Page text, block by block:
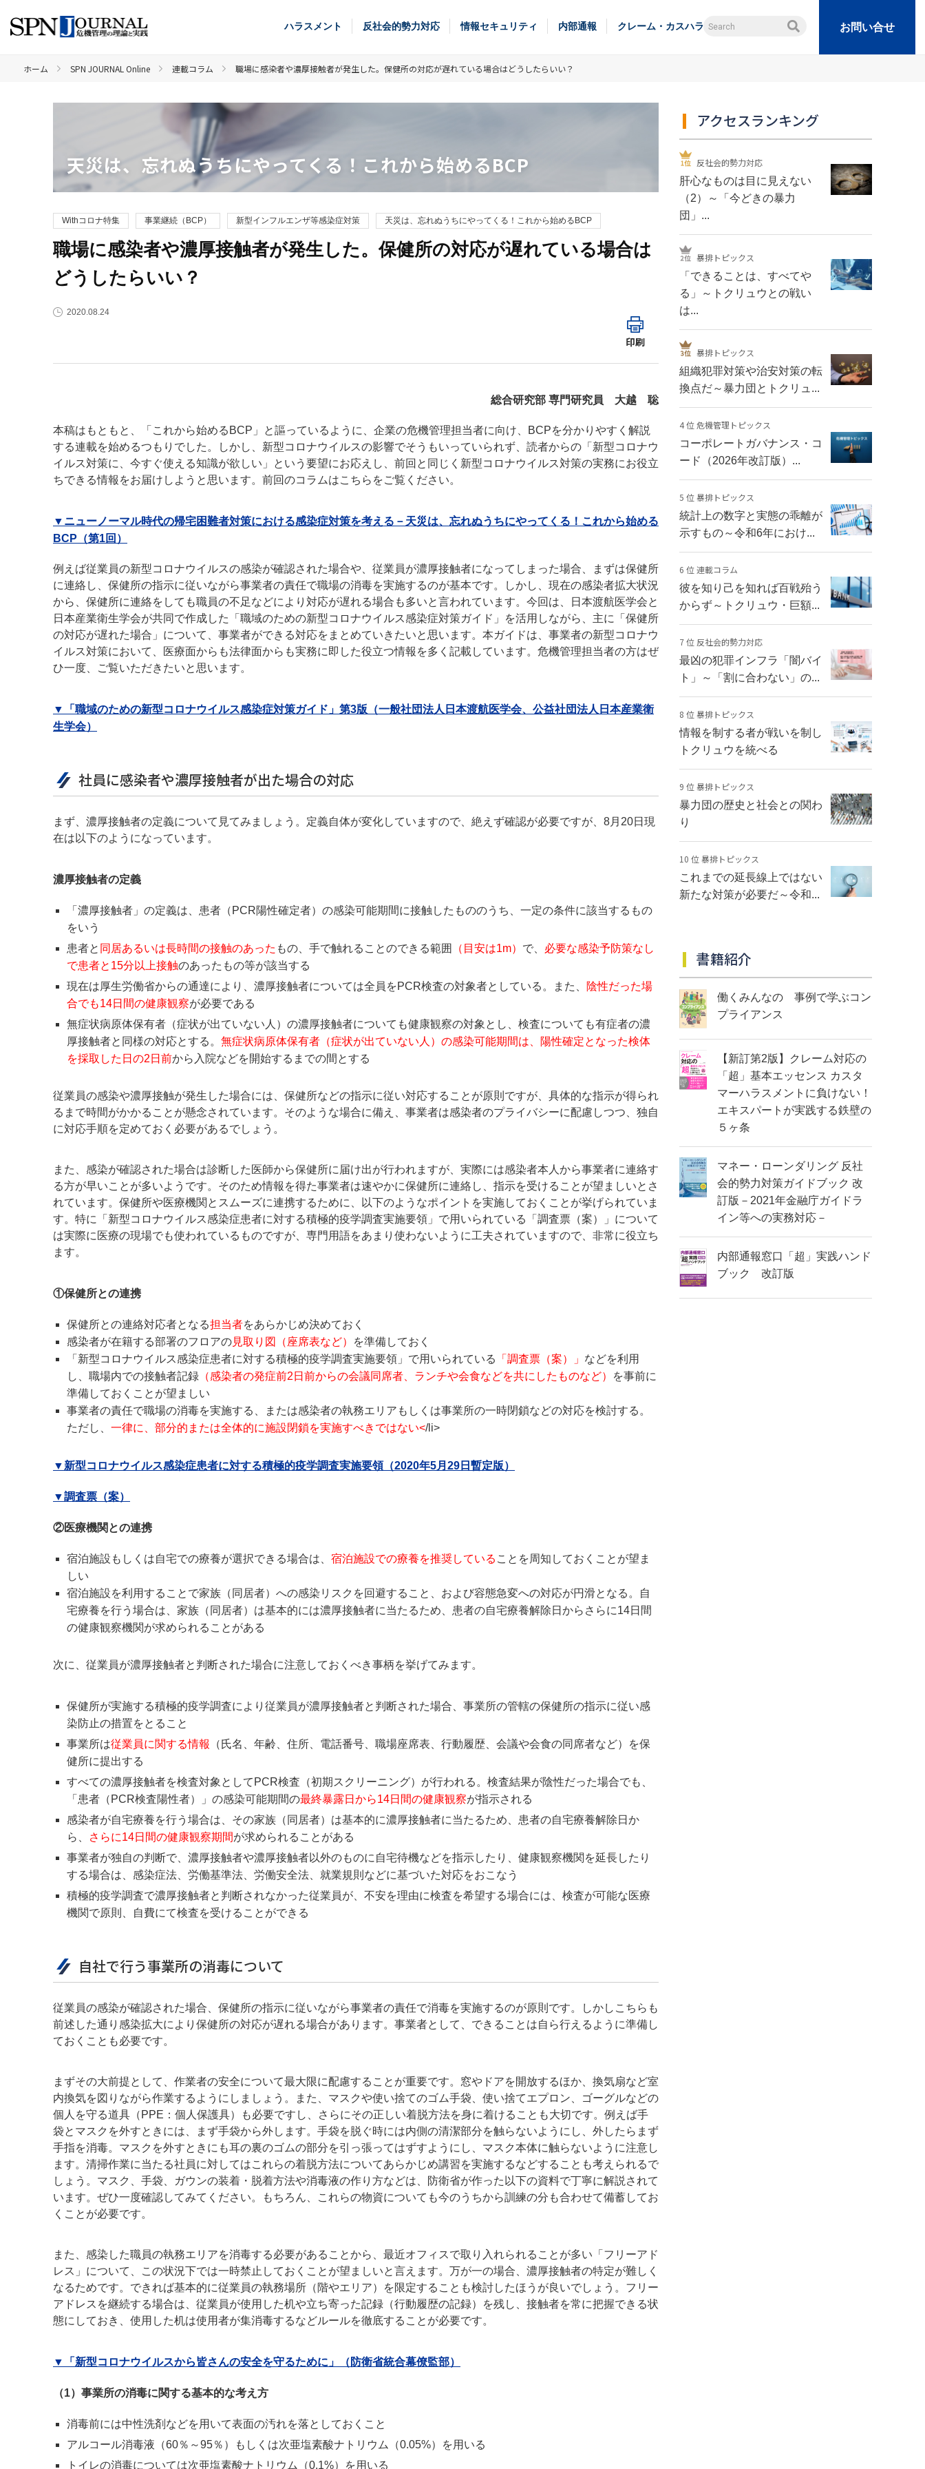
ハラスメント 反社会的勢力対応 情報セキュリティ 内部通報 クレーム・カスハラ お問い合せ
ホーム SPN JOURNAL Online 連載コラム 職場に感染者や濃厚接触者が発生した。保健所の対応が遅れている場合はどうしたらいい？
天災は、忘れぬうちにやってくる！これから始めるBCP
Withコロナ特集 事業継続（BCP） 新型インフルエンザ等感染症対策 天災は、忘れぬうちにやってくる！これから始めるBCP
職場に感染者や濃厚接触者が発生した。保健所の対応が遅れている場合は
どうしたらいい？
2020.08.24
印刷
総合研究部 専門研究員 大越 聡
本稿はもともと、「これから始めるBCP」と謳っているように、企業の危機管理担当者に向け、BCPを分かりやすく解説
する連載を始めるつもりでした。しかし、新型コロナウイルスの影響でそうもいっていられず、読者からの「新型コロナウ
イルス対策に、今すぐ使える知識が欲しい」という要望にお応えし、前回と同じく新型コロナウイルス対策の実務にお役立
ちできる情報をお届けしようと思います。前回のコラムはこちらをご覧ください。
▼ニューノーマル時代の帰宅困難者対策における感染症対策を考える－天災は、忘れぬうちにやってくる！これから始める
BCP（第1回）
例えば従業員の新型コロナウイルスの感染が確認された場合や、従業員が濃厚接触者になってしまった場合、まずは保健所
に連絡し、保健所の指示に従いながら事業者の責任で職場の消毒を実施するのが基本です。しかし、現在の感染者拡大状況
から、保健所に連絡をしても職員の不足などにより対応が遅れる場合も多いと言われています。今回は、日本渡航医学会と
日本産業衛生学会が共同で作成した「職域のための新型コロナウイルス感染症対策ガイド」を活用しながら、主に「保健所
の対応が遅れた場合」について、事業者ができる対応をまとめていきたいと思います。本ガイドは、事業者の新型コロナウ
イルス対策において、医療面からも法律面からも実務に即した役立つ情報を多く記載しています。危機管理担当者の方はぜ
ひ一度、ご覧いただきたいと思います。
▼「職域のための新型コロナウイルス感染症対策ガイド」第3版（一般社団法人日本渡航医学会、公益社団法人日本産業衛
生学会）
社員に感染者や濃厚接触者が出た場合の対応
まず、濃厚接触者の定義について見てみましょう。定義自体が変化していますので、絶えず確認が必要ですが、8月20日現
在は以下のようになっています。
濃厚接触者の定義
「濃厚接触者」の定義は、患者（PCR陽性確定者）の感染可能期間に接触したもののうち、一定の条件に該当するもの
をいう
患者と 同居あるいは長時間の接触のあった もの、手で触れることのできる範囲 （目安は1m） で、 必要な感染予防策なし
で患者と15分以上接触のあったもの等が該当する
現在は厚生労働省からの通達により、濃厚接触者については全員をPCR検査の対象者としている。また、
陰性だった場
合でも14日間の健康観察が必要である
無症状病原体保有者（症状が出ていない人）の濃厚接触者についても健康観察の対象とし、検査についても有症者の濃
厚接触者と同様の対応とする。 無症状病原体保有者（症状が出ていない人）の感染可能期間は、陽性確定となった検体
を採取した日の2日前から入院などを開始するまでの間とする
従業員の感染や濃厚接触が発生した場合には、保健所などの指示に従い対応することが原則ですが、具体的な指示が得られ
るまで時間がかかることが懸念されています。そのような場合に備え、事業者は感染者のプライバシーに配慮しつつ、独自
に対応手順を定めておく必要があるでしょう。
また、感染が確認された場合は診断した医師から保健所に届け出が行われますが、実際には感染者本人から事業者に連絡す
る方が早いことが多いようです。そのため情報を得た事業者は速やかに保健所に連絡し、指示を受けることが望ましいとさ
れています。保健所や医療機関とスムーズに連携するために、以下のようなポイントを実施しておくことが挙げられていま
す。特に「新型コロナウイルス感染症患者に対する積極的疫学調査実施要領」で用いられている「調査票（案）」について
は実際に医療の現場でも使われているものですが、専門用語をあまり使わないように工夫されていますので、非常に役立ち
ます。
①保健所との連携
保健所との連絡対応者となる担当者をあらかじめ決めておく
感染者が在籍する部署のフロアの見取り図（座席表など）
を準備しておく
「新型コロナウイルス感染症患者に対する積極的疫学調査実施要領」で用いられている
「調査票（案）」 などを利用
し、職場内での接触者記録 （感染者の発症前2日前からの会議同席者、ランチや会食などを共にしたものなど）
を事前に
準備しておくことが望ましい
事業者の責任で職場の消毒を実施する、または感染者の執務エリアもしくは事業所の一時閉鎖などの対応を検討する。
ただし、 一律に、部分的または全体的に施設閉鎖を実施すべきではない</li>
▼新型コロナウイルス感染症患者に対する積極的疫学調査実施要領（2020年5月29日暫定版）
▼調査票（案）
②医療機関との連携
宿泊施設もしくは自宅での療養が選択できる場合は、 宿泊施設での療養を推奨している ことを周知しておくことが望ま
しい
宿泊施設を利用することで家族（同居者）への感染リスクを回避すること、および容態急変への対応が円滑となる。自
宅療養を行う場合は、家族（同居者）は基本的には濃厚接触者に当たるため、患者の自宅療養解除日からさらに14日間
の健康観察機関が求められることがある
次に、従業員が濃厚接触者と判断された場合に注意しておくべき事柄を挙げてみます。
保健所が実施する積極的疫学調査により従業員が濃厚接触者と判断された場合、事業所の管轄の保健所の指示に従い感
染防止の措置をとること
事業所は従業員に関する情報
（氏名、年齢、住所、電話番号、職場座席表、行動履歴、会議や会食の同席者など）を保
健所に提出する
すべての濃厚接触者を検査対象としてPCR検査（初期スクリーニング）が行われる。検査結果が陰性だった場合でも、
「患者（PCR検査陽性者）」の感染可能期間の最終暴露日から14日間の健康観察が指示される
感染者が自宅療養を行う場合は、その家族（同居者）は基本的に濃厚接触者に当たるため、患者の自宅療養解除日か
ら、
さらに14日間の健康観察期間が求められることがある
事業者が独自の判断で、濃厚接触者や濃厚接触者以外のものに自宅待機などを指示したり、健康観察機関を延長したり
する場合は、感染症法、労働基準法、労働安全法、就業規則などに基づいた対応をおこなう
積極的疫学調査で濃厚接触者と判断されなかった従業員が、不安を理由に検査を希望する場合には、検査が可能な医療
機関で原則、自費にて検査を受けることができる
自社で行う事業所の消毒について
従業員の感染が確認された場合、保健所の指示に従いながら事業者の責任で消毒を実施するのが原則です。しかしこちらも
前述した通り感染拡大により保健所の対応が遅れる場合があります。事業者として、できることは自ら行えるように準備し
ておくことも必要です。
まずその大前提として、作業者の安全について最大限に配慮することが重要です。窓やドアを開放するほか、換気扇など室
内換気を図りながら作業するようにしましょう。また、マスクや使い捨てのゴム手袋、使い捨てエプロン、ゴーグルなどの
個人を守る道具（PPE：個人保護具）も必要ですし、さらにその正しい着脱方法を身に着けることも大切です。例えば手
袋とマスクを外すときには、まず手袋から外します。手袋を脱ぐ時には内側の清潔部分を触らないようにし、外したらまず
手指を消毒。マスクを外すときにも耳の裏のゴムの部分を引っ張ってはずすようにし、マスク本体に触らないように注意し
ます。清掃作業に当たる社員に対してはこれらの着脱方法についてあらかじめ講習を実施するなどすることも考えられるで
しょう。マスク、手袋、ガウンの装着・脱着方法や消毒液の作り方などは、防衛省が作った以下の資料で丁寧に解説されて
います。ぜひ一度確認してみてください。もちろん、これらの物資についても今のうちから訓練の分も合わせて備蓄してお
くことが必要です。
また、感染した職員の執務エリアを消毒する必要があることから、最近オフィスで取り入れられることが多い「フリーアド
レス」について、この状況下では一時禁止しておくことが望ましいと言えます。万が一の場合、濃厚接触者の特定が難しく
なるためです。できれば基本的に従業員の執務場所（階やエリア）を限定することも検討したほうが良いでしょう。フリー
アドレスを継続する場合は、従業員が使用した机や立ち寄った記録（行動履歴の記録）を残し、接触者を常に把握できる状
態にしておき、使用した机は使用者が集消毒するなどルールを徹底することが必要です。
▼「新型コロナウイルスから皆さんの安全を守るために」（防衛省統合幕僚監部）
（1）事業所の消毒に関する基本的な考え方
消毒前には中性洗剤などを用いて表面の汚れを落としておくこと
アルコール消毒液（60％～95％）もしくは次亜塩素酸ナトリウム（0.05%）を用いる
トイレの消毒については次亜塩素酸ナトリウム（0.1%）を用いる
アクセスランキング
反社会的勢力対応
肝心なものは目に見えない
（2）～「今どきの暴力
団」...
暴排トピックス
「できることは、すべてや
る」～トクリュウとの戦い
は...
暴排トピックス
組織犯罪対策や治安対策の転
換点だ～暴力団とトクリュ...
4 位 危機管理トピックス
コーポレートガバナンス・コ
ード（2026年改訂版）...
5 位 暴排トピックス
統計上の数字と実態の乖離が
示すもの～令和6年におけ...
6 位 連載コラム
彼を知り己を知れば百戦殆う
からず～トクリュウ・巨額...
7 位 反社会的勢力対応
最凶の犯罪インフラ「闇バイ
ト」～「割に合わない」の...
8 位 暴排トピックス
情報を制する者が戦いを制し
トクリュウを統べる
9 位 暴排トピックス
暴力団の歴史と社会との関わ
り
10 位 暴排トピックス
これまでの延長線上ではない
新たな対策が必要だ～令和...
書籍紹介
働くみんなの 事例で学ぶコン
プライアンス
【新訂第2版】クレーム対応の
「超」基本エッセンス カスタ
マーハラスメントに負けない！
エキスパートが実践する鉄壁の
５ヶ条
マネー・ローンダリング 反社
会的勢力対策ガイドブック 改
訂版－2021年金融庁ガイドラ
イン等への実務対応－
内部通報窓口「超」実践ハンド
ブック 改訂版